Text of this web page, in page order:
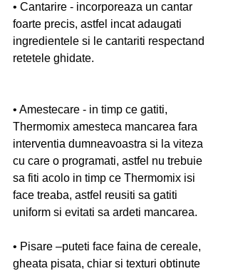
• Cantarire - incorporeaza un cantar
foarte precis, astfel incat adaugati
ingredientele si le cantariti respectand
retetele ghidate.
• Amestecare - in timp ce gatiti,
Thermomix amesteca mancarea fara
interventia dumneavoastra si la viteza
cu care o programati, astfel nu trebuie
sa fiti acolo in timp ce Thermomix isi
face treaba, astfel reusiti sa gatiti
uniform si evitati sa ardeti mancarea.
• Pisare –puteti face faina de cereale,
gheata pisata, chiar si texturi obtinute